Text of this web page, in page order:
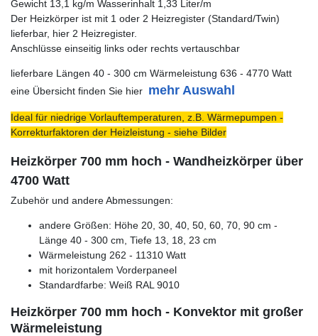
Gewicht 13,1 kg/m Wasserinhalt 1,33 Liter/m
Der Heizkörper ist mit 1 oder 2 Heizregister (Standard/Twin)
lieferbar, hier 2 Heizregister.
Anschlüsse einseitig links oder rechts vertauschbar
lieferbare Längen 40 - 300 cm Wärmeleistung 636 - 4770 Watt
eine Übersicht finden Sie hier mehr Auswahl
Ideal für niedrige Vorlauftemperaturen, z.B. Wärmepumpen -
Korrekturfaktoren der Heizleistung - siehe Bilder
Heizkörper 700 mm hoch - Wandheizkörper über
4700 Watt
Zubehör und andere Abmessungen:
andere Größen: Höhe 20, 30, 40, 50, 60, 70, 90 cm -
Länge 40 - 300 cm, Tiefe 13, 18, 23 cm
Wärmeleistung 262 - 11310 Watt
mit horizontalem Vorderpaneel
Standardfarbe: Weiß RAL 9010
Heizkörper 700 mm hoch - Konvektor mit großer
Wärmeleistung